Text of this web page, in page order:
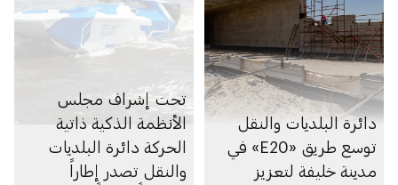
دائرة البلديات والنقل
توسع طريق «E20» في
مدينة خليفة لتعزيز
تحت إشراف مجلس
الأنظمة الذكية ذاتية
الحركة دائرة البلديات
والنقل تصدر إطاراً